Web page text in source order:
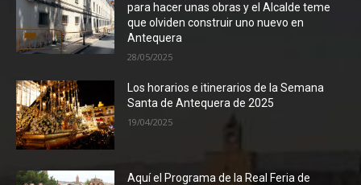
para hacer unas obras y el Alcalde teme
que olviden construir uno nuevo en
Antequera
28/05/2025
Los horarios e itinerarios de la Semana
Santa de Antequera de 2025
19/04/2025
Aquí el Programa de la Real Feria de